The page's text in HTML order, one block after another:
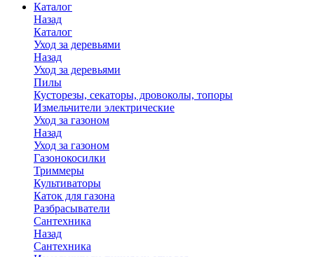
Каталог
Назад
Каталог
Уход за деревьями
Назад
Уход за деревьями
Пилы
Кусторезы, секаторы, дровоколы, топоры
Измельчители электрические
Уход за газоном
Назад
Уход за газоном
Газонокосилки
Триммеры
Культиваторы
Каток для газона
Разбрасыватели
Сантехника
Назад
Сантехника